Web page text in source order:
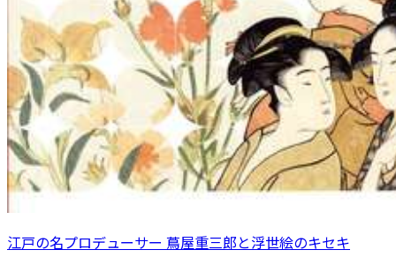
江戸の名プロデューサー 蔦屋重三郎と浮世絵のキセキ